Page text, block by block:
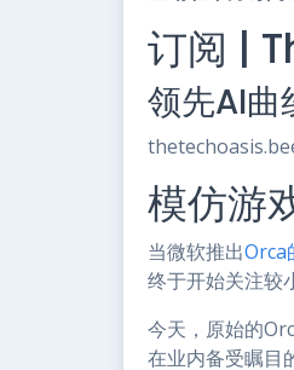
订阅 |
领先AI曲
模仿游
当微软推出Orca
终于开始关注较
今天，原始的
在业内备受瞩目